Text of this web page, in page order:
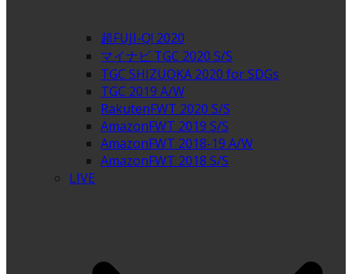
超FUJI-Q! 2020
マイナビ TGC 2020 S/S
TGC SHIZUOKA 2020 for SDGs
TGC 2019 A/W
RakutenFWT 2020 S/S
AmazonFWT 2019 S/S
AmazonFWT 2018-19 A/W
AmazonFWT 2018 S/S
LIVE